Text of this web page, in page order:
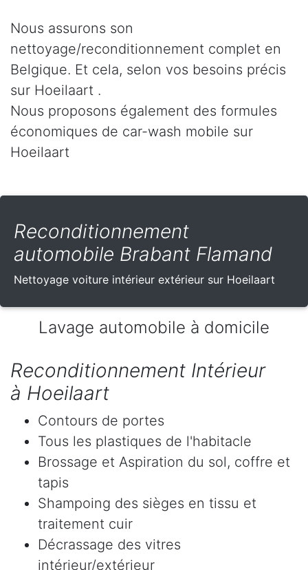
Nous assurons son
nettoyage/reconditionnement complet en
Belgique. Et cela, selon vos besoins précis
sur Hoeilaart .
Nous proposons également des formules
économiques de car-wash mobile sur
Hoeilaart
Reconditionnement
automobile Brabant Flamand
Nettoyage voiture intérieur extérieur sur Hoeilaart
Lavage automobile à domicile
Reconditionnement Intérieur
à Hoeilaart
Contours de portes
Tous les plastiques de l'habitacle
Brossage et Aspiration du sol, coffre et
tapis
Shampoing des sièges en tissu et
traitement cuir
Décrassage des vitres
intérieur/extérieur